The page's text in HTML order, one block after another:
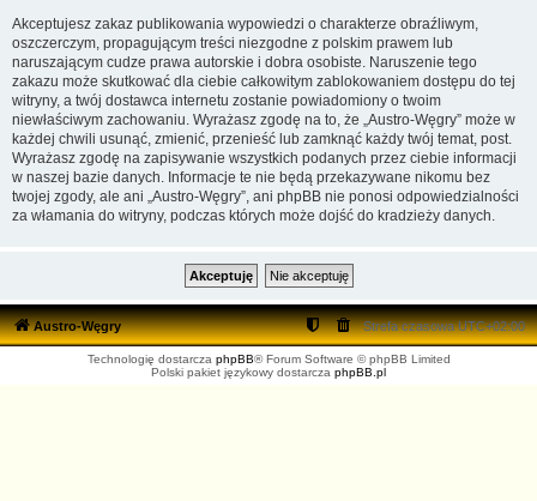
Akceptujesz zakaz publikowania wypowiedzi o charakterze obraźliwym,
oszczerczym, propagującym treści niezgodne z polskim prawem lub
naruszającym cudze prawa autorskie i dobra osobiste. Naruszenie tego
zakazu może skutkować dla ciebie całkowitym zablokowaniem dostępu do tej
witryny, a twój dostawca internetu zostanie powiadomiony o twoim
niewłaściwym zachowaniu. Wyrażasz zgodę na to, że „Austro-Węgry” może w
każdej chwili usunąć, zmienić, przenieść lub zamknąć każdy twój temat, post.
Wyrażasz zgodę na zapisywanie wszystkich podanych przez ciebie informacji
w naszej bazie danych. Informacje te nie będą przekazywane nikomu bez
twojej zgody, ale ani „Austro-Węgry”, ani phpBB nie ponosi odpowiedzialności
za włamania do witryny, podczas których może dojść do kradzieży danych.
Austro-Węgry Strefa czasowaUTC+02:00
Technologię dostarcza phpBB® Forum Software © phpBB Limited
Polski pakiet językowy dostarcza phpBB.pl